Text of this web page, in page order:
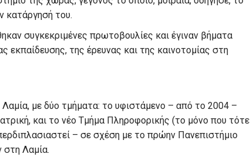
κατάργησή του.
συγκεκριμένες πρωτοβουλίες και έγιναν βήματα
εκπαίδευσης, της έρευνας και της καινοτομίας στη
με δύο τμήματα: το υφιστάμενο – από το 2004 –
και το νέο Τμήμα Πληροφορικής (το μόνο που τότε
– σε σχέση με το πρώην Πανεπιστήμιο
Λαμία.